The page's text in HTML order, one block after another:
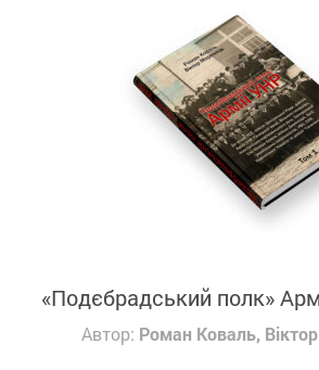
«Подєбрадський полк»
Автор: Роман Коваль,